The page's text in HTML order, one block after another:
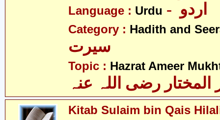
Language : Urdu
Category : Hadith and
سیرت
Topic : Hazrat Ameer
رضی اللہ عنہ
Kitab Sulaim bin Qais